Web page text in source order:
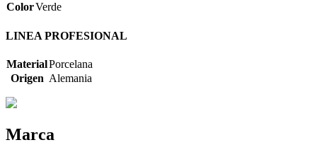
ColorVerde
LINEA PROFESIONAL
MaterialPorcelana
Origen Alemania
Marca